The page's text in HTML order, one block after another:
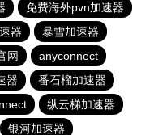
免费海外pvn加速器
器
暴雪加速器
网
anyconnect
器
番石榴加速器
纵云梯加速器
银河加速器